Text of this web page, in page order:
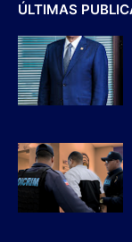
ÚLTIMAS